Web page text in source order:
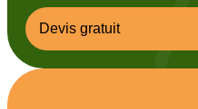
Devis gratuit